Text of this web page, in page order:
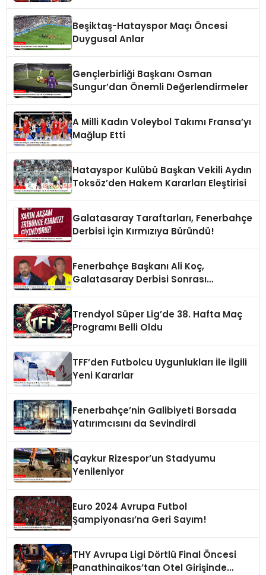
Beşiktaş-Hatayspor Maçı Öncesi
Duygusal Anlar
Gençlerbirliği Başkanı Osman
Sungur’dan Önemli Değerlendirmeler
A Milli Kadın Voleybol Takımı Fransa’yı
Mağlup Etti
Hatayspor Kulübü Başkan Vekili Aydın
Toksöz’den Hakem Kararları Eleştirisi
Galatasaray Taraftarları, Fenerbahçe
Derbisi İçin Kırmızıya Büründü!
Fenerbahçe Başkanı Ali Koç,
Galatasaray Derbisi Sonrası
Trendyol Süper Lig’de 38. Hafta Maç
Programı Belli Oldu
TFF’den Futbolcu Uygunlukları İle İlgili
Yeni Kararlar
Fenerbahçe’nin Galibiyeti Borsada
Yatırımcısını da Sevindirdi
Çaykur Rizespor’un Stadyumu
Yenileniyor
Euro 2024 Avrupa Futbol
Şampiyonası’na Geri Sayım!
THY Avrupa Ligi Dörtlü Final Öncesi
Panathinaikos’tan Otel Girişinde